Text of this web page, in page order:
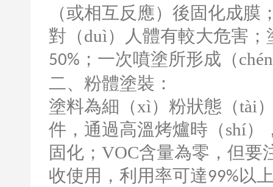
（或相互反應）後固化成膜
對（duì）人體有較大危害
50% ；一次噴塗所形成（
二、粉體塗裝：
塗料為細（xì）粉狀態（tài
件，通過高溫烤爐時（shí）
固化； VOC含量為零，但要
收使用，利用率可達99% 以